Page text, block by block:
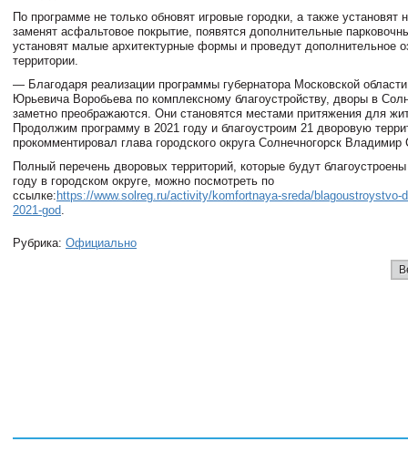
По программе не только обновят игровые городки, а также установят
заменят асфальтовое покрытие, появятся дополнительные
установят малые архитектурные формы и проведут дополнительное
территории.
— Благодаря реализации программы губернатора Московской
Юрьевича Воробьева по комплексному благоустройству, дворы в
заметно преображаются. Они становятся местами притяжения для
Продолжим программу в 2021 году и благоустроим 21 дворовую
прокомментировал глава городского округа Солнечногорск Владимир
Полный перечень дворовых территорий, которые будут
году в городском округе, можно посмотреть по
ссылке: https://www.solreg.ru/activity/komfortnaya-sreda/blagoustroystvo-
2021-god
Рубрика: Официально